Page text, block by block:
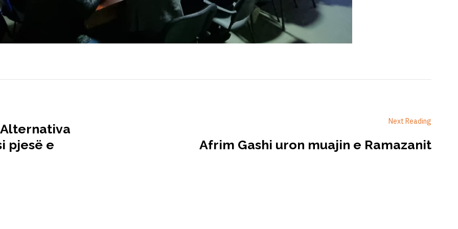
pjesë e
Next Reading
Afrim Gashi uron muajin e Ramazanit